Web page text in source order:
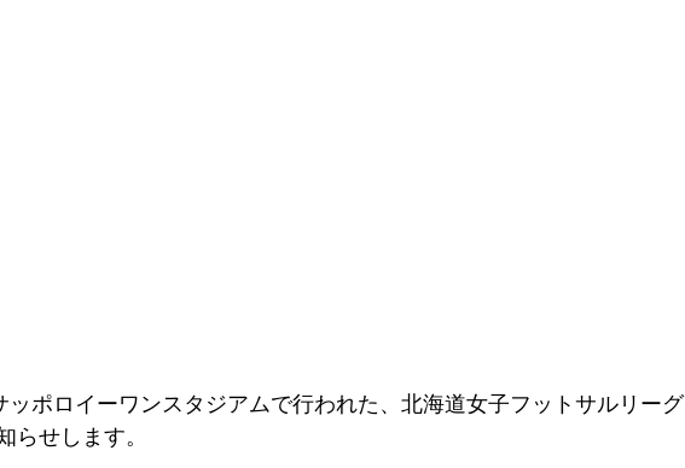
ッポロイーワンスタジアムで行われた、北海道女子フットサルリーグ
らせします。